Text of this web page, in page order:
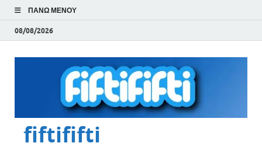
ΠΆΝΩ ΜΕΝΟΎ
08/08/2026
fiftififti